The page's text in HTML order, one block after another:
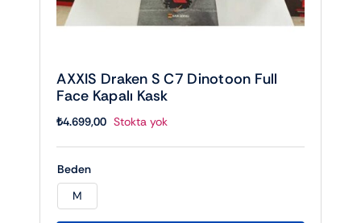
AXXIS Draken S C7 Dinotoon Full
Face Kapalı Kask
₺4.699,00 Stokta yok
Beden
M